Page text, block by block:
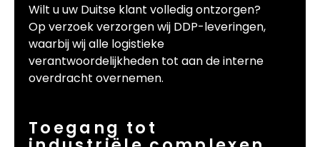
Wilt u uw Duitse klant volledig ontzorgen?
Op verzoek verzorgen wij DDP-leveringen,
waarbij wij alle logistieke
verantwoordelijkheden tot aan de interne
overdracht overnemen.
Toegang tot